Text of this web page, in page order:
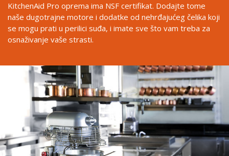
KitchenAid Pro oprema ima NSF certifikat. Dodajte tome
naše dugotrajne motore i dodatke od nehrđajućeg čelika koji
se mogu prati u perilici suđa, i imate sve što vam treba za
osnaživanje vaše strasti.